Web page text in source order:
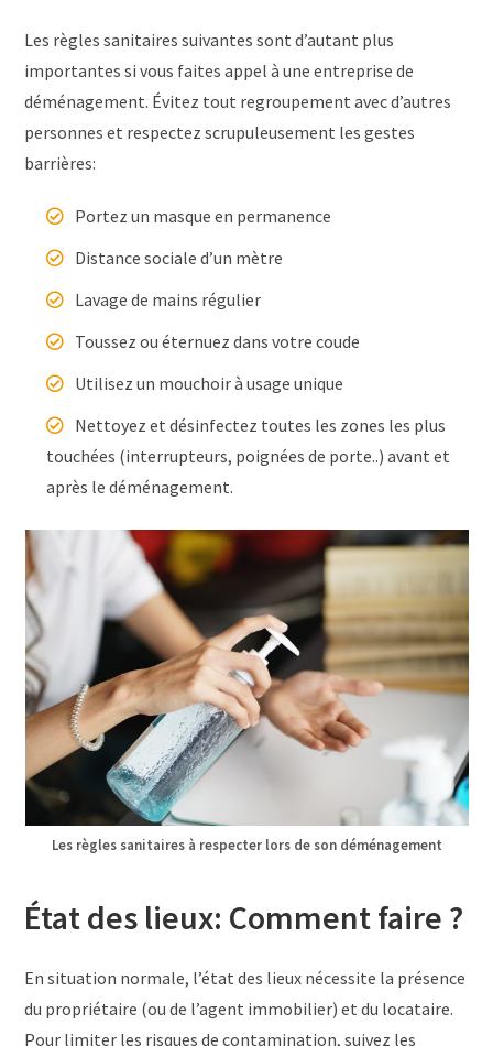
Les règles sanitaires suivantes sont d’autant plus
importantes si vous faites appel à une entreprise de
déménagement. Évitez tout regroupement avec d’autres
personnes et respectez scrupuleusement les gestes
barrières:
Portez un masque en permanence
Distance sociale d’un mètre
Lavage de mains régulier
Toussez ou éternuez dans votre coude
Utilisez un mouchoir à usage unique
Nettoyez et désinfectez toutes les zones les plus
touchées (interrupteurs, poignées de porte..) avant et
après le déménagement.
Les règles sanitaires à respecter lors de son déménagement
État des lieux: Comment faire ?
En situation normale, l’état des lieux nécessite la présence
du propriétaire (ou de l’agent immobilier) et du locataire.
Pour limiter les risques de contamination, suivez les